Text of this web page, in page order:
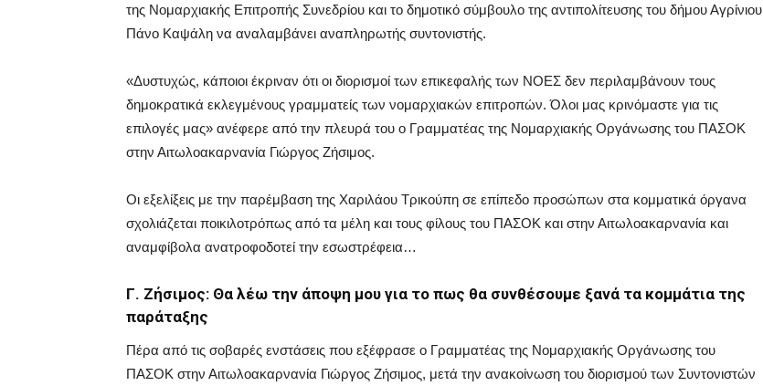
της Νομαρχιακής Επιτροπής Συνεδρίου και το δημοτικό σύμβουλο της αντιπολίτευσης του δήμου Αγρίνιου
Πάνο Καψάλη να αναλαμβάνει αναπληρωτής συντονιστής.
«Δυστυχώς, κάποιοι έκριναν ότι οι διορισμοί των επικεφαλής των ΝΟΕΣ δεν περιλαμβάνουν τους
δημοκρατικά εκλεγμένους γραμματείς των νομαρχιακών επιτροπών. Όλοι μας κρινόμαστε για τις
επιλογές μας» ανέφερε από την πλευρά του ο Γραμματέας της Νομαρχιακής Οργάνωσης του ΠΑΣΟΚ
στην Αιτωλοακαρνανία Γιώργος Ζήσιμος.
Οι εξελίξεις με την παρέμβαση της Χαριλάου Τρικούπη σε επίπεδο προσώπων στα κομματικά όργανα
σχολιάζεται ποικιλοτρόπως από τα μέλη και τους φίλους του ΠΑΣΟΚ και στην Αιτωλοακαρνανία και
αναμφίβολα ανατροφοδοτεί την εσωστρέφεια…
Γ. Ζήσιμος: Θα λέω την άποψη μου για το πως θα συνθέσουμε ξανά τα κομμάτια της
παράταξης
Πέρα από τις σοβαρές ενστάσεις που εξέφρασε ο Γραμματέας της Νομαρχιακής Οργάνωσης του
ΠΑΣΟΚ στην Αιτωλοακαρνανία Γιώργος Ζήσιμος, μετά την ανακοίνωση του διορισμού των Συντονιστών